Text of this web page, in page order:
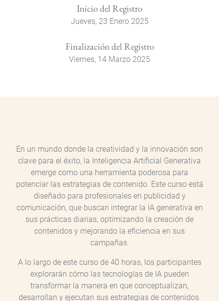
Inicio del Registro
Jueves, 23 Enero 2025
Finalización del Registro
Viernes, 14 Marzo 2025
En un mundo donde la creatividad y la innovación son
clave para el éxito, la Inteligencia Artificial Generativa
emerge como una herramienta poderosa para
potenciar las estrategias de contenido. Este curso está
diseñado para profesionales en publicidad y
comunicación, que buscan integrar la IA generativa en
sus prácticas diarias, optimizando la creación de
contenidos y mejorando la eficiencia en sus
campañas.
A lo largo de este curso de 40 horas, los participantes
explorarán cómo las tecnologías de IA pueden
transformar la manera en que conceptualizan,
desarrollan y ejecutan sus estrategias de contenidos.